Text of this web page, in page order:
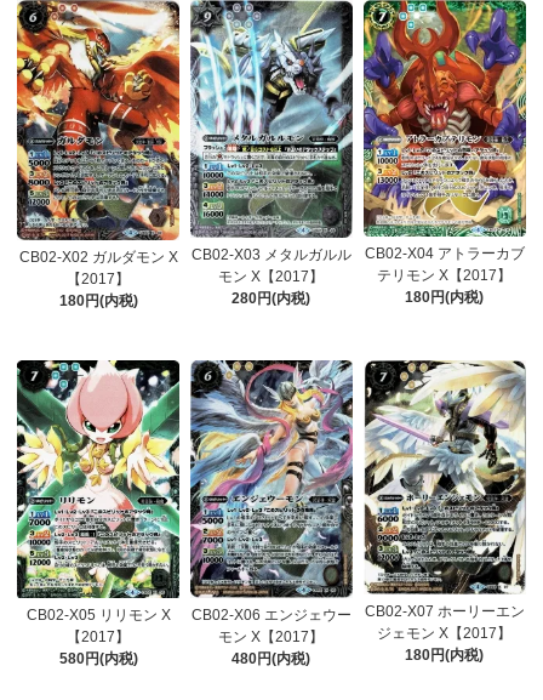
CB02-X02 ガルダモン X
【2017】
180円(内税)
CB02-X03 メタルガルル
モン X【2017】
280円(内税)
CB02-X04 アトラーカブ
テリモン X【2017】
180円(内税)
CB02-X05 リリモン X
【2017】
580円(内税)
CB02-X06 エンジェウー
モン X【2017】
480円(内税)
CB02-X07 ホーリーエン
ジェモン X【2017】
180円(内税)